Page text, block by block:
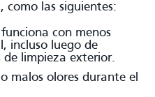
como las siguientes:
con menos
incluso luego de
de limpieza exterior.
malos olores durante el